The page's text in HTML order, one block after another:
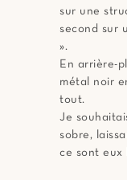
sur une
second sur
».
En arrière-
métal noir
tout.
Je
sobre,
ce sont eux